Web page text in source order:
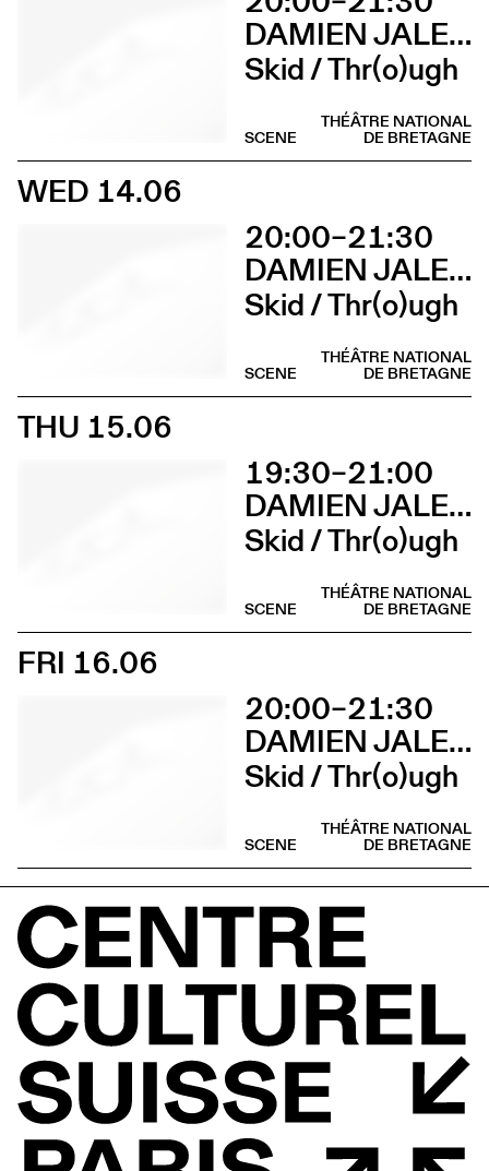
DAMIEN JALET BALLET DU GRAND THÉÂTRE DE GENÈVE
Skid / Thr(o)ugh
THÉÂTRE NATIONAL
DE BRETAGNE
SCENE
WED 14.06
20:00–21:30
DAMIEN JALET BALLET DU GRAND THÉÂTRE DE GENÈVE
Skid / Thr(o)ugh
THÉÂTRE NATIONAL
DE BRETAGNE
SCENE
THU 15.06
19:30–21:00
DAMIEN JALET BALLET DU GRAND THÉÂTRE DE GENÈVE
Skid / Thr(o)ugh
THÉÂTRE NATIONAL
DE BRETAGNE
SCENE
FRI 16.06
20:00–21:30
DAMIEN JALET BALLET DU GRAND THÉÂTRE DE GENÈVE
Skid / Thr(o)ugh
THÉÂTRE NATIONAL
DE BRETAGNE
SCENE